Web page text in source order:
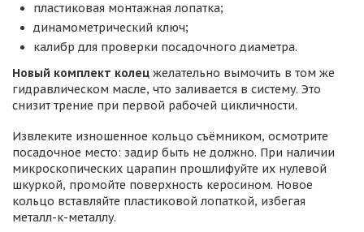
пластиковая монтажная лопатка;
динамометрический ключ;
калибр для проверки посадочного диаметра.
Новый комплект колец желательно вымочить в том же
гидравлическом масле, что заливается в систему. Это
снизит трение при первой рабочей цикличности.
Извлеките изношенное кольцо съёмником, осмотрите
посадочное место: задир быть не должно. При наличии
микроскопических царапин прошлифуйте их нулевой
шкуркой, промойте поверхность керосином. Новое
кольцо вставляйте пластиковой лопаткой, избегая
металл-к-металлу.